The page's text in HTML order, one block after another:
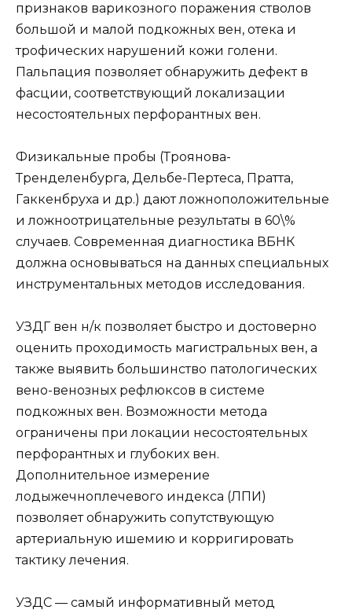
признаков варикозного поражения стволов
большой и малой подкожных вен, отека и
трофических нарушений кожи голени.
Пальпация позволяет обнаружить дефект в
фасции, соответствующий локализации
несостоятельных перфорантных вен.
Физикальные пробы (Троянова-
Тренделенбурга, Дельбе-Пертеса, Пратта,
Гаккенбруха и др.) дают ложноположительные
и ложноотрицательные результаты в 60\%
случаев. Современная диагностика ВБНК
должна основываться на данных специальных
инструментальных методов исследования.
УЗДГ вен н/к позволяет быстро и достоверно
оценить проходимость магистральных вен, а
также выявить большинство патологических
вено-венозных рефлюксов в системе
подкожных вен. Возможности метода
ограничены при локации несостоятельных
перфорантных и глубоких вен.
Дополнительное измерение
лодыжечноплечевого индекса (ЛПИ)
позволяет обнаружить сопутствующую
артериальную ишемию и корригировать
тактику лечения.
УЗДС — самый информативный метод